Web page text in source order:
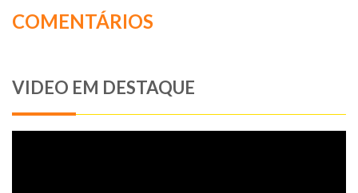
COMENTÁRIOS
VIDEO EM DESTAQUE